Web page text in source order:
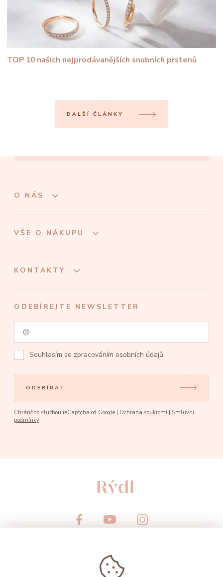
TOP 10 našich nejprodávanějších snubních prstenů
DALŠÍ ČLÁNKY
O NÁS
VŠE O NÁKUPU
KONTAKTY
ODEBÍREJTE NEWSLETTER
Souhlasím se zpracováním osobních údajů
ODEBÍRAT
Chráněno službou reCaptcha od Google | Ochrana soukromí | Smluvní
podmínky